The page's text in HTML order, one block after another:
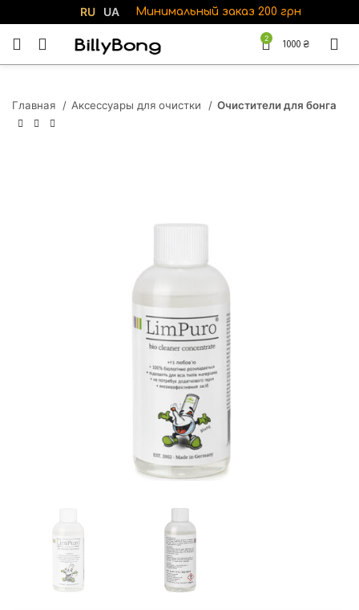
RU UA Минимальный заказ 200 грн
2
1000 ₴
Главная Аксессуары для очистки Очистители для бонга